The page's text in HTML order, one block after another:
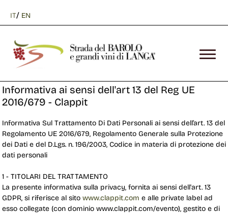
IT/ EN
Informativa ai sensi dell'art 13 del Reg UE
2016/679 - Clappit
Informativa Sul Trattamento Di Dati Personali ai sensi dell’art. 13 del
Regolamento UE 2016/679, Regolamento Generale sulla Protezione
dei Dati e del D.Lgs. n. 196/2003, Codice in materia di protezione dei
dati personali
1 - TITOLARI DEL TRATTAMENTO
La presente informativa sulla privacy, fornita ai sensi dell'art. 13
GDPR, si riferisce al sito www.clappit.com e alle private label ad
esso collegate (con dominio www.clappit.com/evento), gestito e di